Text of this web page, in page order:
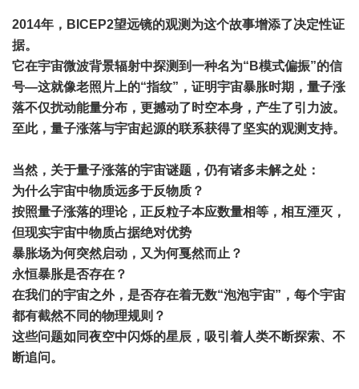
2014年，BICEP2望远镜的观测为这个故事增添了决定性证
据。
它在宇宙微波背景辐射中探测到一种名为“B模式偏振”的信
号—这就像老照片上的“指纹”，证明宇宙暴胀时期，量子涨
落不仅扰动能量分布，更撼动了时空本身，产生了引力波。
至此，量子涨落与宇宙起源的联系获得了坚实的观测支持。
当然，关于量子涨落的宇宙谜题，仍有诸多未解之处：
为什么宇宙中物质远多于反物质？
按照量子涨落的理论，正反粒子本应数量相等，相互湮灭，
但现实宇宙中物质占据绝对优势
暴胀场为何突然启动，又为何戛然而止？
永恒暴胀是否存在？
在我们的宇宙之外，是否存在着无数“泡泡宇宙”，每个宇宙
都有截然不同的物理规则？
这些问题如同夜空中闪烁的星辰，吸引着人类不断探索、不
断追问。